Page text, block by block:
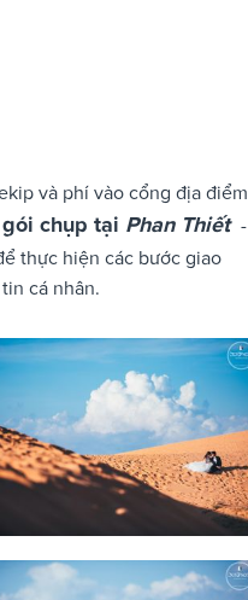
và phí vào cổng địa điểm
chụp tại Phan Thiết -
thực hiện các bước giao
cá nhân.